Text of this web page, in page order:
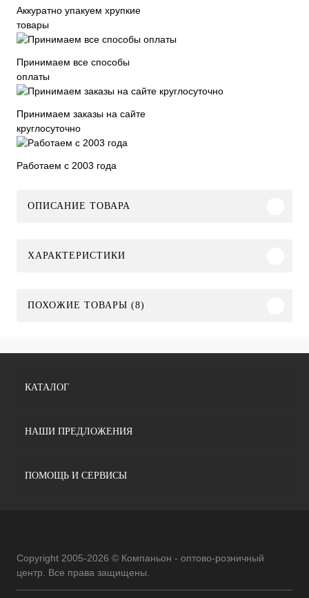
Аккуратно упакуем хрупкие
товары
Принимаем все способы
оплаты
Принимаем заказы на сайте
круглосуточно
Работаем с 2003 года
ОПИСАНИЕ ТОВАРА
ХАРАКТЕРИСТИКИ
ПОХОЖИЕ ТОВАРЫ (8)
КАТАЛОГ
НАШИ ПРЕДЛОЖЕНИЯ
ПОМОЩЬ И СЕРВИСЫ
Copyright 2005-2026 © Компаньон - оптово-розничный
центр. Все права защищены.